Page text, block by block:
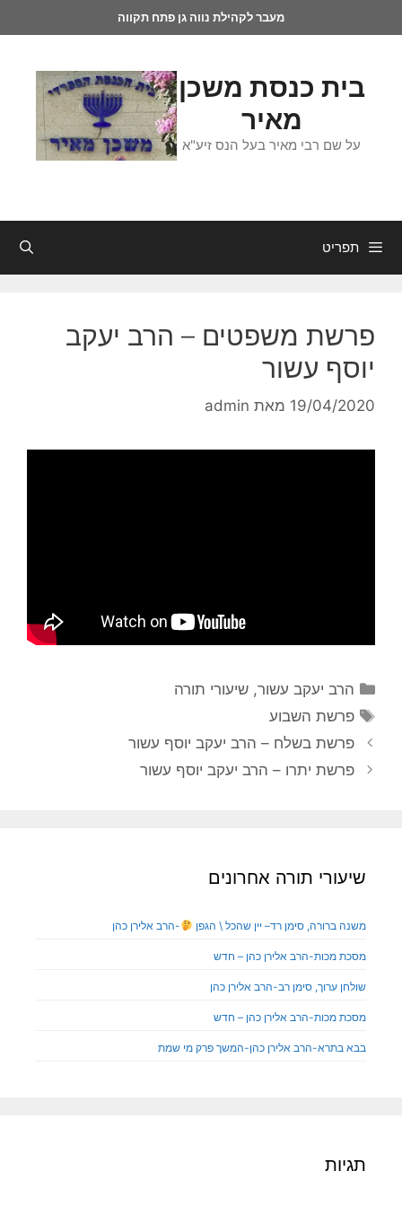
מעבר לקהילת נווה גן פתח תקווה
בית כנסת משכן
מאיר
על שם רבי מאיר בעל הנס זיע"א
תפריט
פרשת משפטים – הרב יעקב
יוסף עשור
19/04/2020 מאת admin
הרב יעקב עשור,שיעורי תורה
פרשת השבוע
פרשת בשלח – הרב יעקב יוסף עשור
פרשת יתרו – הרב יעקב יוסף עשור
שיעורי תורה אחרונים
משנה ברורה, סימן רד– יין שהכל \ הגפן -הרב אלירן כהן
מסכת מכות-הרב אלירן כהן – חדש
שולחן ערוך, סימן רב-הרב אלירן כהן
מסכת מכות-הרב אלירן כהן – חדש
בבא בתרא-הרב אלירן כהן-המשך פרק מי שמת
תגיות